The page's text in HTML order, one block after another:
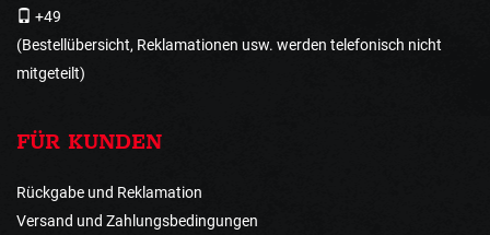
+49
(Bestellübersicht, Reklamationen usw. werden telefonisch nicht
mitgeteilt)
FÜR KUNDEN
Rückgabe und Reklamation
Versand und Zahlungsbedingungen